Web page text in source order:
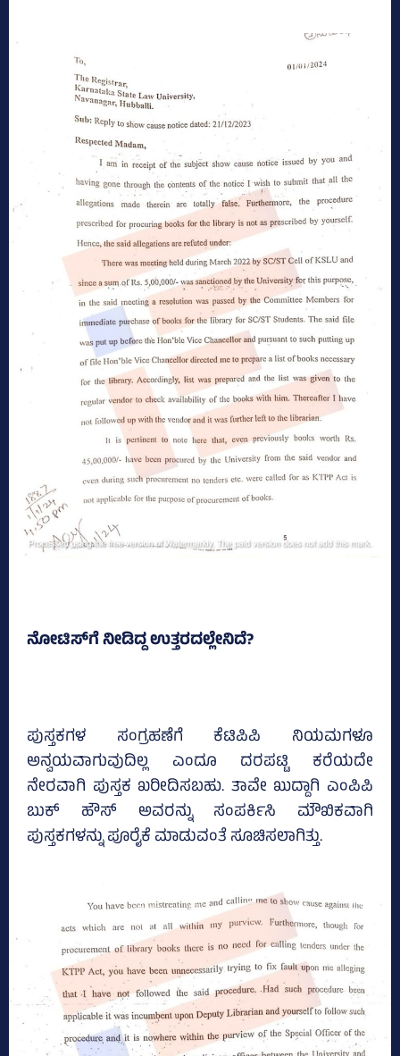
ನೋಟಿಸ್‌ಗೆ ನೀಡಿದ್ದ ಉತ್ತರದಲ್ಲೇನಿದೆ?
ಪುಸ್ತಕಗಳ ಸಂಗ್ರಹಣೆಗೆ ಕೆಟಿಪಿಪಿ ನಿಯಮಗಳೂ
ಅನ್ವಯವಾಗುವುದಿಲ್ಲ ಎಂದೂ ದರಪಟ್ಟಿ ಕರೆಯದೇ
ನೇರವಾಗಿ ಪುಸ್ತಕ ಖರೀದಿಸಬಹು. ತಾವೇ ಖುದ್ದಾಗಿ ಎಂಪಿಪಿ
ಬುಕ್‌ ಹೌಸ್‌ ಅವರನ್ನು ಸಂಪರ್ಕಿಸಿ ಮೌಖಿಕವಾಗಿ
ಪುಸ್ತಕಗಳನ್ನು ಪೂರೈಕೆ ಮಾಡುವಂತೆ ಸೂಚಿಸಲಾಗಿತ್ತು.